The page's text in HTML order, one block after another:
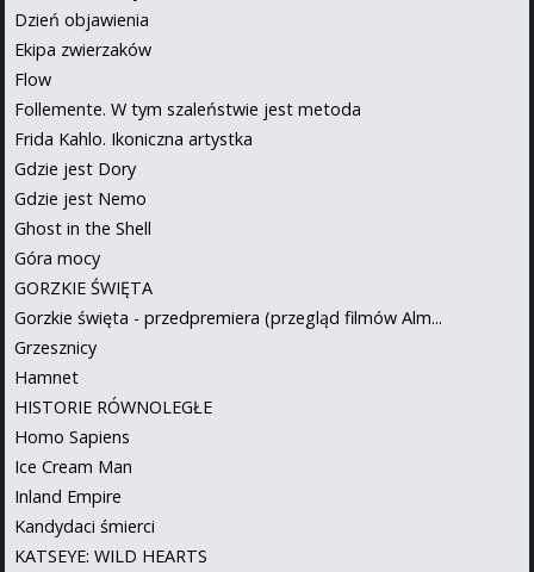
Dzień objawienia
Ekipa zwierzaków
Flow
Follemente. W tym szaleństwie jest metoda
Frida Kahlo. Ikoniczna artystka
Gdzie jest Dory
Gdzie jest Nemo
Ghost in the Shell
Góra mocy
GORZKIE ŚWIĘTA
Gorzkie święta - przedpremiera (przegląd filmów Alm...
Grzesznicy
Hamnet
HISTORIE RÓWNOLEGŁE
Homo Sapiens
Ice Cream Man
Inland Empire
Kandydaci śmierci
KATSEYE: WILD HEARTS